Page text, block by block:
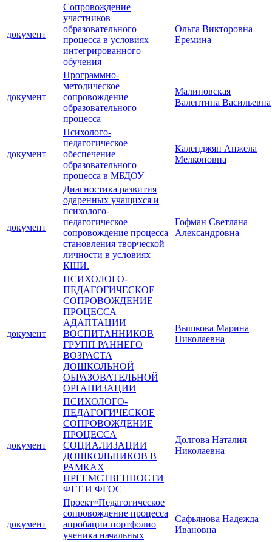
документ
Сопровождение
участников
образовательного
процесса в условиях
интегрированного
обучения
Ольга Викторовна
Еремина
документ
Программно-
методическое
сопровождение
образовательного
процесса
Малиновская
Валентина Васильевна
документ
Психолого-
педагогическое
обеспечение
образовательного
процесса в МБДОУ
Календжян Анжела
Мелконовна
документ
Диагностика развития
одаренных учащихся и
психолого-
педагогическое
сопровождение процесса
становления творческой
личности в условиях
КШИ.
Гофман Светлана
Александровна
документ
ПСИХОЛОГО-
ПЕДАГОГИЧЕСКОЕ
СОПРОВОЖДЕНИЕ
ПРОЦЕССА
АДАПТАЦИИ
ВОСПИТАННИКОВ
ГРУПП РАННЕГО
ВОЗРАСТА
ДОШКОЛЬНОЙ
ОБРАЗОВАТЕЛЬНОЙ
ОРГАНИЗАЦИИ
Вышкова Марина
Николаевна
документ
ПСИХОЛОГО-
ПЕДАГОГИЧЕСКОЕ
СОПРОВОЖДЕНИЕ
ПРОЦЕССА
СОЦИАЛИЗАЦИИ
ДОШКОЛЬНИКОВ В
РАМКАХ
ПРЕЕМСТВЕННОСТИ
ФГТ И ФГОС
Долгова Наталия
Николаевна
документ
Проект«Педагогическое
сопровождение процесса
апробации портфолио
ученика начальных
Сафьянова Надежда
Ивановна